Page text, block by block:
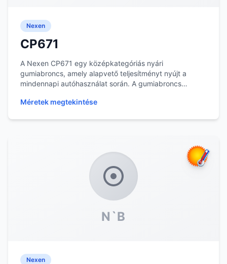
Nexen
CP671
A Nexen CP671 egy középkategóriás nyári
gumiabroncs, amely alapvető teljesítményt nyújt a
mindennapi autóhasználat során. A gumiabroncs
Méretek megtekintése
N`B
Nexen